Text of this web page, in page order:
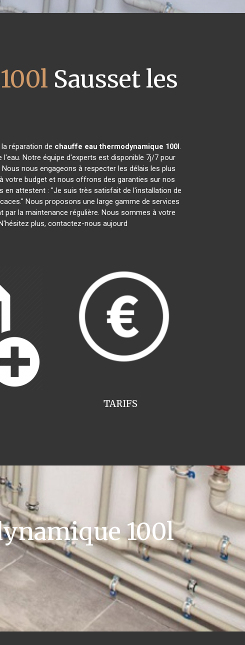
Sausset les
réparation de chauffe eau thermodynamique 100l.
Notre équipe d'experts est disponible 7j/7 pour
nous engageons à respecter les délais les plus
votre budget et nous offrons des garanties sur nos
attestent : "Je suis très satisfait de l'installation de
Nous proposons une large gamme de services
par la maintenance régulière. Nous sommes à votre
plus, contactez-nous aujourd
TARIFS
100l